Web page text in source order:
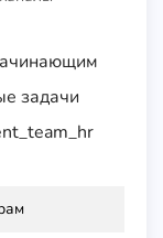
задачи